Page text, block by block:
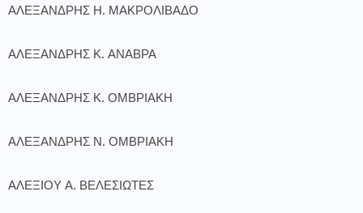
ΑΛΕΞΑΝΔΡΗΣ Η. ΜΑΚΡΟΛΙΒΑΔΟ
ΑΛΕΞΑΝΔΡΗΣ Κ. ΑΝΑΒΡΑ
ΑΛΕΞΑΝΔΡΗΣ Κ. ΟΜΒΡΙΑΚΗ
ΑΛΕΞΑΝΔΡΗΣ Ν. ΟΜΒΡΙΑΚΗ
ΑΛΕΞΙΟΥ Α. ΒΕΛΕΣΙΩΤΕΣ